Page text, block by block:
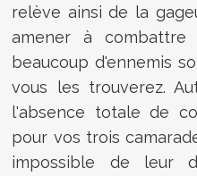
relève ainsi de la
amener à
beaucoup d'ennemis
vous les trouverez.
l'absence totale de
pour vos trois
impossible de leur